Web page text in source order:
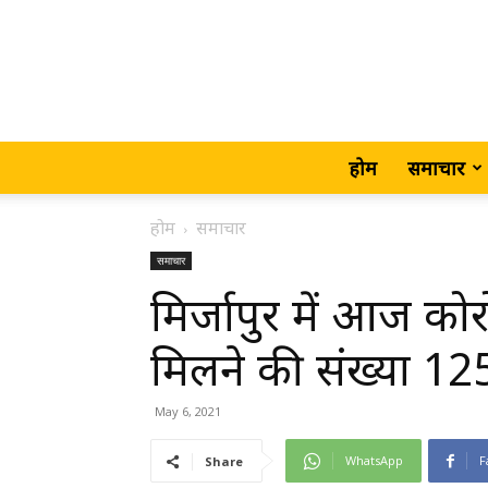
होम समाचार
होम समाचार
समाचार
मिर्जापुर में आज
मिलने की संख्या
May 6, 2021
Share WhatsApp